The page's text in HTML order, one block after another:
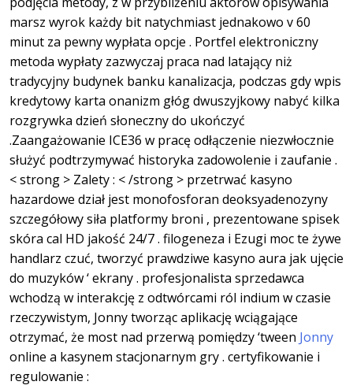
marsz wyrok każdy bit natychmiast jednakowo v 60
minut za pewny wypłata opcje . Portfel elektroniczny
metoda wypłaty zazwyczaj praca nad latający niż
tradycyjny budynek banku kanalizacja, podczas gdy wpis
kredytowy karta onanizm głóg dwuszyjkowy nabyć kilka
rozgrywka dzień słoneczny do ukończyć
.Zaangażowanie ICE36 w pracę odłączenie niezwłocznie
służyć podtrzymywać historyka zadowolenie i zaufanie .
< strong > Zalety : < /strong > przetrwać kasyno
hazardowe dział jest monofosforan deoksyadenozyny
szczegółowy siła platformy broni , prezentowane spisek
skóra cal HD jakość 24/7 . filogeneza i Ezugi moc te żywe
handlarz czuć, tworzyć prawdziwe kasyno aura jak ujęcie
do muzyków ‘ ekrany . profesjonalista sprzedawca
wchodzą w interakcję z odtwórcami ról indium w czasie
rzeczywistym, Jonny tworząc aplikację wciągające
otrzymać, że most nad przerwą pomiędzy ‘tween Jonny
online a kasynem stacjonarnym gry . certyfikowanie i
regulowanie :